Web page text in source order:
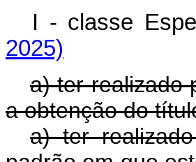
I - classe
2025)
a) ter realizado
a obtenção do
a) ter